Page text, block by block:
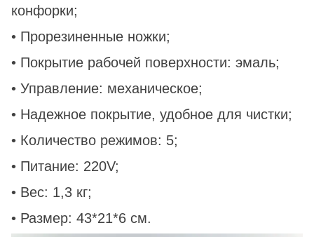
конфорки;
• Прорезиненные ножки;
• Покрытие рабочей поверхности: эмаль;
• Управление: механическое;
• Надежное покрытие, удобное для чистки;
• Количество режимов: 5;
• Питание: 220V;
• Вес: 1,3 кг;
• Размер: 43*21*6 см.